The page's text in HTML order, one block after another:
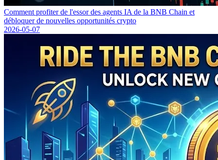
Comment profiter de l'essor des agents IA de la BNB Chain et
débloquer de nouvelles opportunités crypto
2026-05-07